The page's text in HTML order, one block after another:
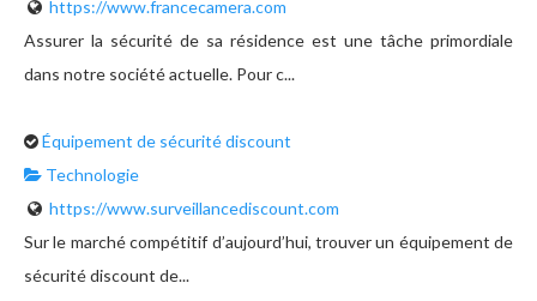
https://www.francecamera.com
Assurer la sécurité de sa résidence est une tâche primordiale
dans notre société actuelle. Pour c...
Équipement de sécurité discount
Technologie
https://www.surveillancediscount.com
Sur le marché compétitif d’aujourd’hui, trouver un équipement de
sécurité discount de...